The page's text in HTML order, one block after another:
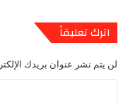
اترك تعليقاً
لن يتم نشر عنوان بريدك